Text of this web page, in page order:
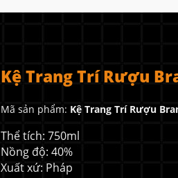
Kệ Trang Trí Rượu
Mã sản phẩm: Kệ Trang Trí Rượu
Thể tích: 750ml
Nồng độ: 40%
Xuất xứ: Pháp